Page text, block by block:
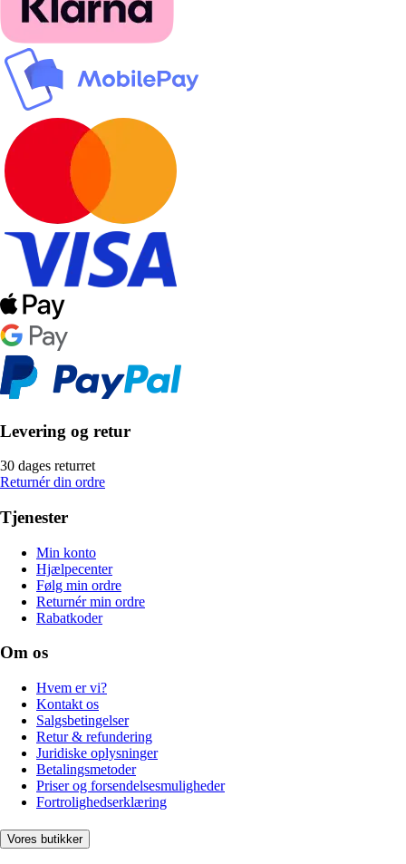
Levering og retur
30 dages returret
Returnér din ordre
Tjenester
Min konto
Hjælpecenter
Følg min ordre
Returnér min ordre
Rabatkoder
Om os
Hvem er vi?
Kontakt os
Salgsbetingelser
Retur & refundering
Juridiske oplysninger
Betalingsmetoder
Priser og forsendelsesmuligheder
Fortrolighedserklæring
Vores butikker